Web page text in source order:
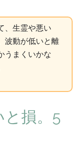
、生霊や悪い
波動が低いと離
うまくいかな
と損。5